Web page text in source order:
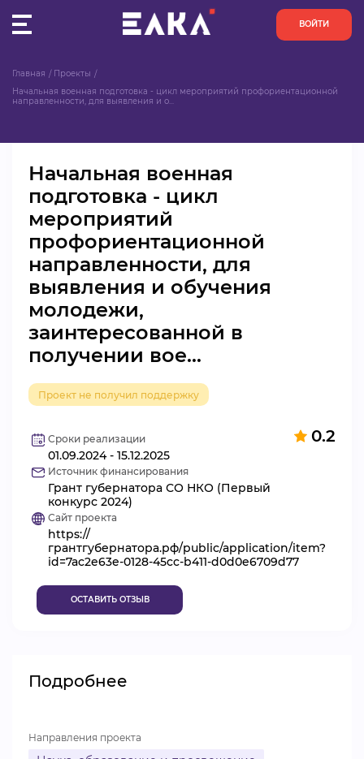
ВОЙТИ
ПУЛЬС
ОРГАНИЗАЦИИ
АКТИВИСТЫ
ПРОЕКТЫ
БАЗА ЗНАНИЙ
ВИДЕОКУРСЫ
Главная
Проекты
Начальная военная подготовка - цикл мероприятий профориентационной
направленности, для выявления и о...
Начальная военная
подготовка - цикл
мероприятий
профориентационной
направленности, для
выявления и обучения
молодежи,
заинтересованной в
получении вое...
Проект не получил поддержку
0.2
Сроки реализации
01.09.2024 - 15.12.2025
Источник финансирования
Грант губернатора СО НКО (Первый
конкурс 2024)
Сайт проекта
https://
грантгубернатора.рф/public/application/item?
id=7ac2e63e-0128-45cc-b411-d0d0e6709d77
ОСТАВИТЬ ОТЗЫВ
Подробнее
Направления проекта